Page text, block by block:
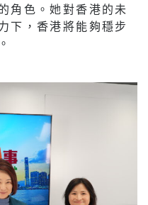
角色。她對香港的未
下，香港將能夠穩步